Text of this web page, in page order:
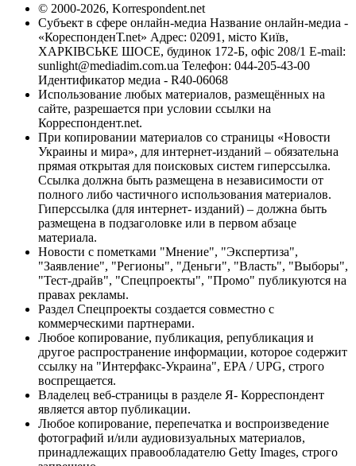
© 2000-2026, Korrespondent.net
Субъект в сфере онлайн-медиа Название онлайн-медиа -
«КореспонденТ.net» Адрес: 02091, місто Київ,
ХАРКІВСЬКЕ ШОСЕ, будинок 172-Б, офіс 208/1 E-mail:
sunlight@mediadim.com.ua Телефон: 044-205-43-00
Идентификатор медиа - R40-06068
Использование любых материалов, размещённых на
сайте, разрешается при условии ссылки на
Корреспондент.net.
При копировании материалов со страницы «Новости
Украины и мира», для интернет-изданий – обязательна
прямая открытая для поисковых систем гиперссылка.
Ссылка должна быть размещена в независимости от
полного либо частичного использования материалов.
Гиперссылка (для интернет- изданий) – должна быть
размещена в подзаголовке или в первом абзаце
материала.
Новости с пометками "Мнение", "Экспертиза",
"Заявление", "Регионы", "Деньги", "Власть", "Выборы",
"Тест-драйв", "Спецпроекты", "Промо" публикуются на
правах рекламы.
Раздел Спецпроекты создается совместно с
коммерческими партнерами.
Любое копирование, публикация, републикация и
другое распространение информации, которое содержит
ссылку на "Интерфакс-Украина", EPA / UPG, строго
воспрещается.
Владелец веб-страницы в разделе Я- Корреспондент
является автор публикации.
Любое копирование, перепечатка и воспроизведение
фотографий и/или аудиовизуальных материалов,
принадлежащих правообладателю Getty Images, строго